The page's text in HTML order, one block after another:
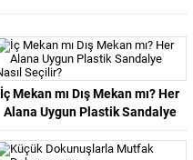
İç Mekan mı Dış Mekan mı? Her
Alana Uygun Plastik Sandalye
Nasıl Seçilir?